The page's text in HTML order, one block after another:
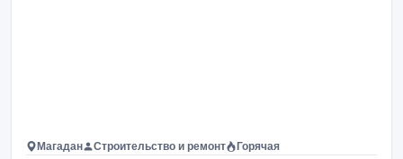
Магадан Строительство и ремонт Горячая